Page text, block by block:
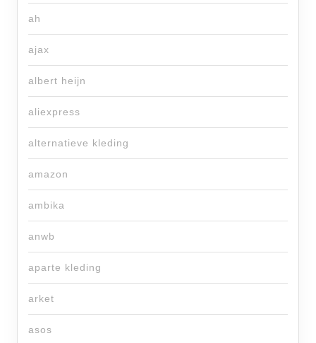
ah
ajax
albert heijn
aliexpress
alternatieve kleding
amazon
ambika
anwb
aparte kleding
arket
asos